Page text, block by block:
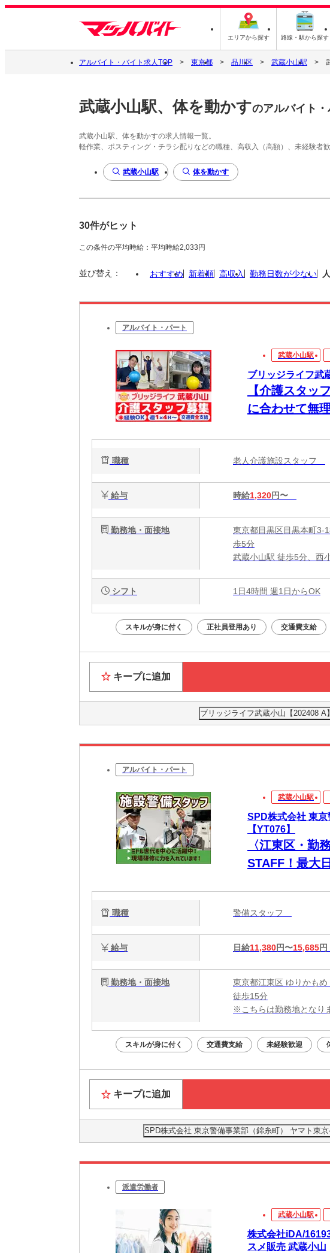
エリアから探す 路線・駅から探す
アルバイト・バイト求人TOP 東京都 品川区 武蔵小山駅
武蔵小山駅、体を動かすのアルバイト
武蔵小山駅、体を動かすの求人情報一覧。
軽作業、ポスティング・チラシ配りなどの職種、高収入（高額）、未経験者
武蔵小山駅 体を動かす
30件がヒット
この条件の平均時給：平均時給2,033円
並び替え： おすすめ 新着順 高収入 勤務日数が少ない
アルバイト・パート
武蔵小山駅
ブリッジライフ武
【介護スタッ
に合わせて無
職種 老人介護施設スタッフ
給与 時給1,320円〜
勤務地・面接地
東京都目黒区目黒本町3-
歩5分
武蔵小山駅 徒歩5分、西
シフト 1日4時間 週1日からOK
スキルが身に付く 正社員登用あり 交通費支給
キープに追加
ブリッジライフ武蔵小山【202408 A
アルバイト・パート
武蔵小山駅
SPD株式会社 東
【YT076】
〈江東区・勤
STAFF！最大
職種 警備スタッフ
給与 日給11,380円〜15,685円
勤務地・面接地
東京都江東区 ゆりかも
徒歩15分
※こちらは勤務地となり
スキルが身に付く 交通費支給 未経験歓迎
キープに追加
SPD株式会社 東京警備事業部（錦糸町） ヤマト東
派遣労働者
武蔵小山駅
株式会社iDA/
スメ販売 武蔵小山